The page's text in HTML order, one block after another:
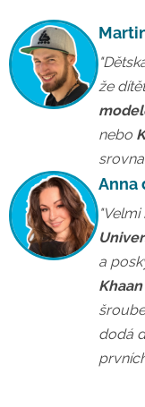
že
nebo
Anna
a
Khaan
dodá